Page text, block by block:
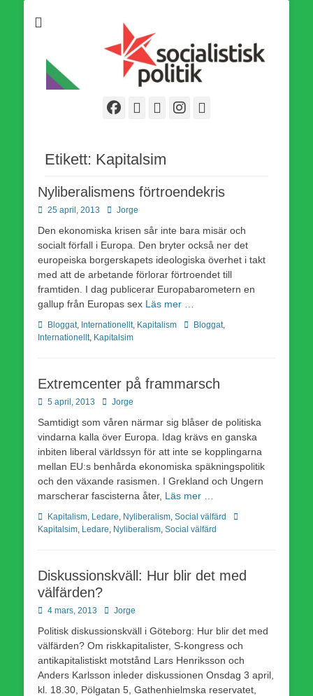
världsomfattande socialistiska Fjärde Internationalen och en viktig
tillgång i kampen för en socialistisk framtid!
Facebook
Webbflöde
Instagram
Etikett: Kapitalsim
Nyliberalismens förtroendekris
Publicerad
25 april, 2013 Författare
Jorge
Den ekonomiska krisen sår inte bara misär och
socialt förfall i Europa. Den bryter också ner det
europeiska borgerskapets ideologiska överhet i takt
med att de arbetande förlorar förtroendet till
framtiden. I dag publicerar Europabarometern en
gallup från Europas sex Läs mer …
Kategorier
Bloggat, Internationellt, Kapitalism Etiketter
Bloggat,
Internationellt, Kapitalsim
Extremcenter på frammarsch
Publicerad
5 april, 2013 Författare
Jorge
Samtidigt som våren närmar sig blåser de politiska
vindarna kalla över Europa. Idag krävs en ganska
inbiten liberal världssyn för att inte se kopplingarna
mellan EU:s benhårda ekonomiska späkningspolitik
och den växande rasismen. I Grekland och Ungern
marscherar fascisterna åter, Läs mer …
Kategorier
Kapitalism Ledare Nyliberalism Social välfärd
Etiketter
Kapitalsim Ledare Nyliberalism Social välfärd
Diskussionskväll: Hur blir det med
välfärden?
Publicerad
4 mars, 2013 Författare
Jorge
Politisk diskussionskväll i Göteborg: Hur blir det med
välfärden? Om riskkapitalister, S-kongress och
antikapitalistiskt motstånd Lars Henriksson och
Anders Karlsson inleder diskussionen Onsdag 3 april,
kl. 18.30, Pölgatan 5, Gathenhielmska reservatet,